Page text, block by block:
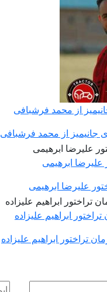
از محمد فرشبافی
جانیمیز از محمد فرشبافی
علیرضا ابرهیمی
علیرضا ابرهیمی
ابراهیم علیزاده
تراختور ابراهیم علیزاده